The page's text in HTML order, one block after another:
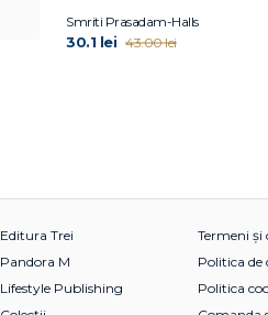
Smriti Prasadam-Halls
30.1 lei 43.00 lei
Editura Trei
Pandora M
Lifestyle Publishing
Termeni și
Politica
Politica